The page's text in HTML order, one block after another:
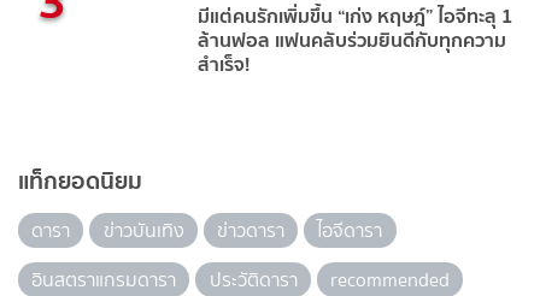
มีแต่คนรักเพิ่มขึ้น “เก่ง หฤษฎ์” ไอจีทะลุ 1
ล้านฟอล แฟนคลับร่วมยินดีกับทุกความ
สำเร็จ!
แท็กยอดนิยม
ดารา ข่าวบันเทิง ข่าวดารา
ไอจีดารา
อินสตราแกรมดารา
ประวัติดารา
recommended